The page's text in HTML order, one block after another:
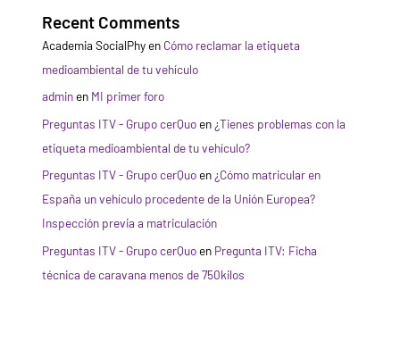
Recent Comments
Academia SocialPhyen Cómo reclamar la etiqueta
medioambiental de tu vehículo
adminen MI primer foro
Preguntas ITV - Grupo cerQuoen ¿Tienes problemas con la
etiqueta medioambiental de tu vehículo?
Preguntas ITV - Grupo cerQuoen ¿Cómo matricular en
España un vehículo procedente de la Unión Europea?
Inspección previa a matriculación
Preguntas ITV - Grupo cerQuoen Pregunta ITV: Ficha
técnica de caravana menos de 750kilos